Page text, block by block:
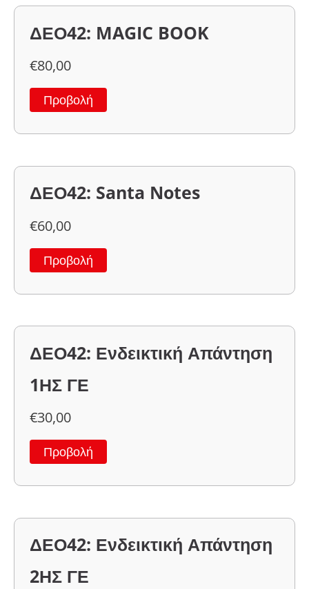
ΔΕΟ42: MAGIC BOOK
€80,00
Προβολή
ΔΕΟ42: Santa Notes
€60,00
Προβολή
ΔΕΟ42: Ενδεικτική Απάντηση
1ΗΣ ΓΕ
€30,00
Προβολή
ΔΕΟ42: Ενδεικτική Απάντηση
2ΗΣ ΓΕ